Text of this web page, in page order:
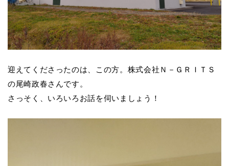
迎えてくださったのは、この方。株式会社Ｎ－ＧＲＩＴＳ
の尾崎政春さんです。
さっそく、いろいろお話を伺いましょう！